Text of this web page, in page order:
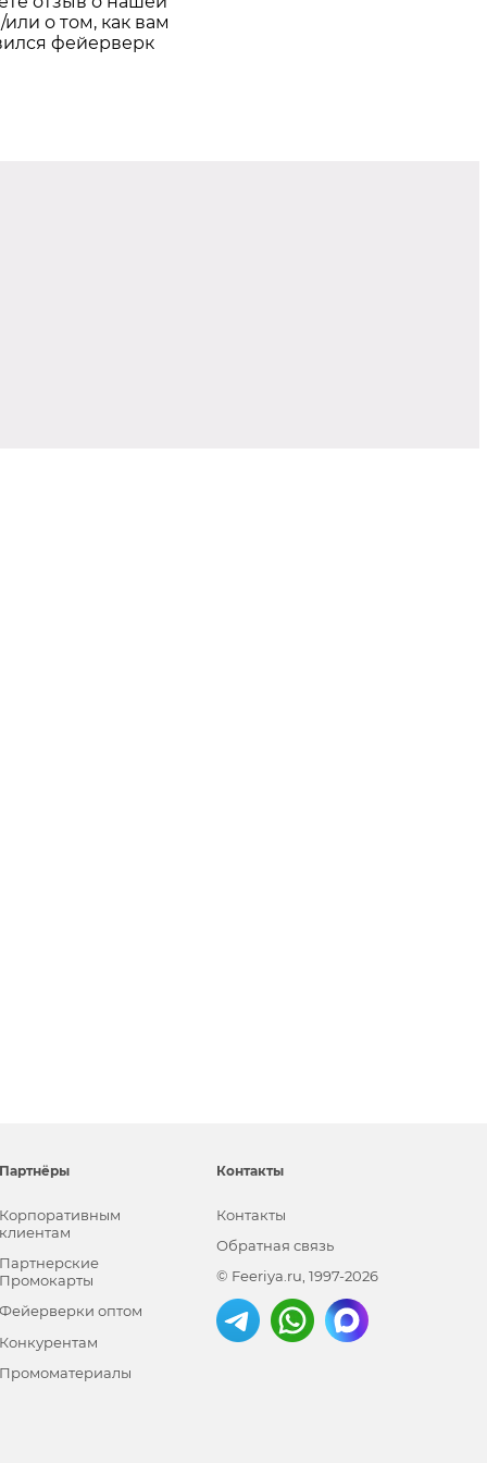
о том, как вам
фейерверк
оптом
Контакты
Контакты
Обратная связь
© Feeriya.ru, 1997-2026